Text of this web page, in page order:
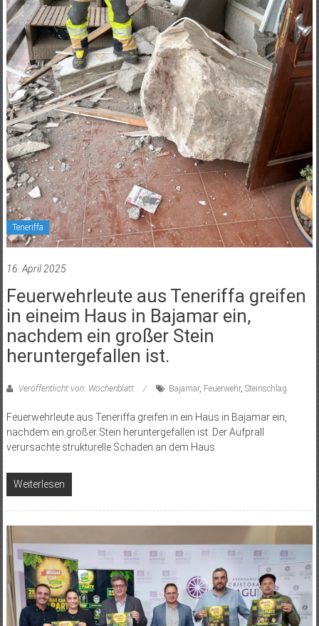
Teneriffa
16. April 2025
Feuerwehrleute aus Teneriffa greifen
in eineim Haus in Bajamar ein,
nachdem ein großer Stein
heruntergefallen ist.
Veröffentlicht von: Wochenblatt Bajamar, Feuerwehr, Steinschlag
Feuerwehrleute aus Teneriffa greifen in ein Haus in Bajamar ein,
nachdem ein großer Stein heruntergefallen ist. Der Aufprall
verursachte strukturelle Schäden an dem Haus
Weiterlesen